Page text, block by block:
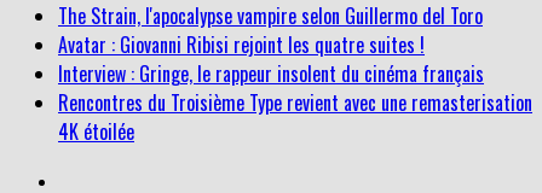
The Strain, l'apocalypse vampire selon Guillermo del Toro
Avatar : Giovanni Ribisi rejoint les quatre suites !
Interview : Gringe, le rappeur insolent du cinéma français
Rencontres du Troisième Type revient avec une remasterisation
4K étoilée